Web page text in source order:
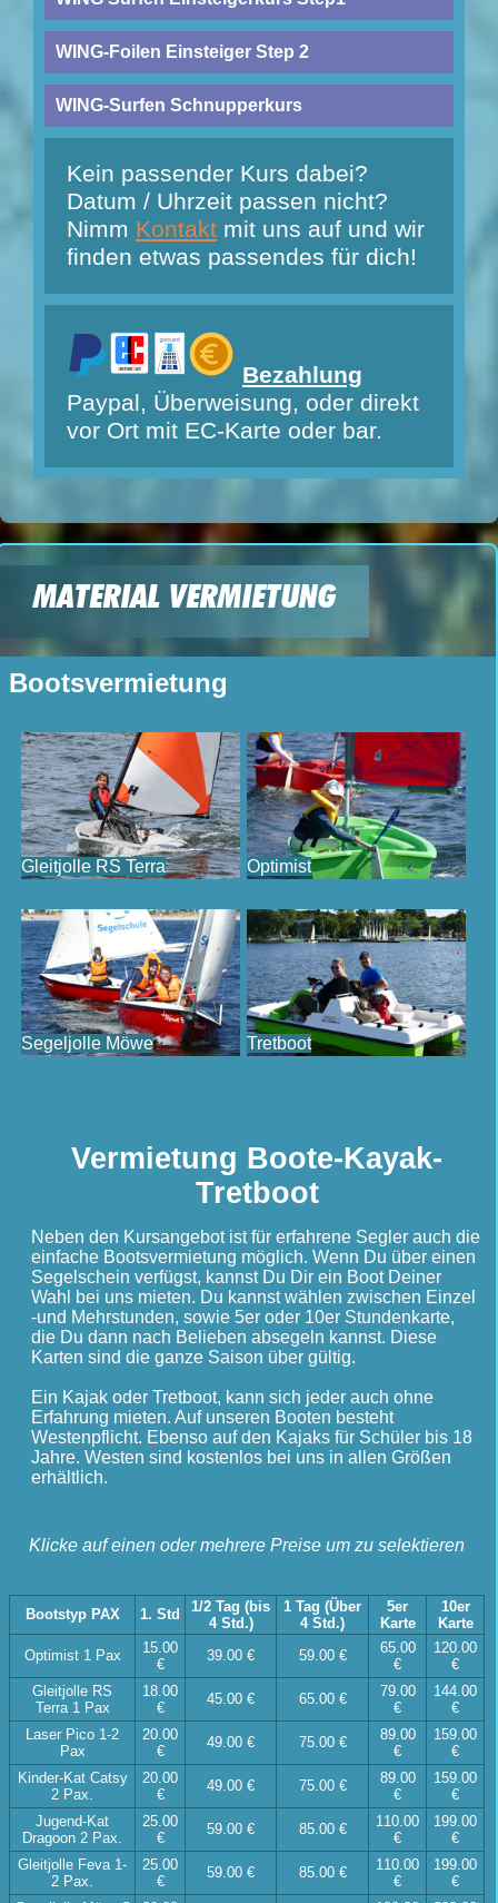
WING-Foilen Einsteiger Step 2
WING-Surfen Schnupperkurs
Kein passender Kurs dabei?
Datum / Uhrzeit passen nicht?
Nimm Kontakt mit uns auf und wir
finden etwas passendes für dich!
Bezahlung
Paypal, Überweisung, oder direkt
vor Ort mit EC-Karte oder bar.
MATERIAL VERMIETUNG
Bootsvermietung
Gleitjolle RS Terra Optimist
Segeljolle Möwe Tretboot
Vermietung Boote-Kayak-
Tretboot
Neben den Kursangebot ist für erfahrene Segler auch die
einfache Bootsvermietung möglich. Wenn Du über einen
Segelschein verfügst, kannst Du Dir ein Boot Deiner
Wahl bei uns mieten. Du kannst wählen zwischen Einzel
-und Mehrstunden, sowie 5er oder 10er Stundenkarte,
die Du dann nach Belieben absegeln kannst. Diese
Karten sind die ganze Saison über gültig.
Ein Kajak oder Tretboot, kann sich jeder auch ohne
Erfahrung mieten. Auf unseren Booten besteht
Westenpflicht. Ebenso auf den Kajaks für Schüler bis 18
Jahre. Westen sind kostenlos bei uns in allen Größen
erhältlich.
Klicke auf einen oder mehrere Preise um zu selektieren
Bootstyp PAX 1. Std
1/2 Tag (bis
4 Std.)
1 Tag (Über
4 Std.)
5er
Karte
10er
Karte
Optimist 1 Pax
15.00
€
39.00 € 59.00 €
65.00
€
120.00
€
Gleitjolle RS
Terra 1 Pax
18.00
€
45.00 € 65.00 €
79.00
€
144.00
€
Laser Pico 1-2
Pax
20.00
€
49.00 € 75.00 €
89.00
€
159.00
€
Kinder-Kat Catsy
2 Pax.
20.00
€
49.00 € 75.00 €
89.00
€
159.00
€
Jugend-Kat
Dragoon 2 Pax.
25.00
€
59.00 € 85.00 €
110.00
€
199.00
€
Gleitjolle Feva 1-
2 Pax.
25.00
€
59.00 € 85.00 €
110.00
€
199.00
€